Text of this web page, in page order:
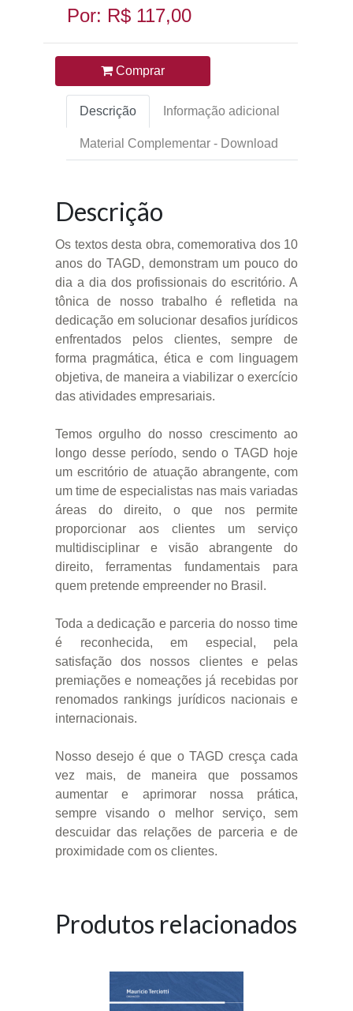
Por: R$ 117,00
Comprar
Descrição Informação adicional
Material Complementar - Download
Descrição
Os textos desta obra, comemorativa dos 10
anos do TAGD, demonstram um pouco do
dia a dia dos profissionais do escritório. A
tônica de nosso trabalho é refletida na
dedicação em solucionar desafios jurídicos
enfrentados pelos clientes, sempre de
forma pragmática, ética e com linguagem
objetiva, de maneira a viabilizar o exercício
das atividades empresariais.
Temos orgulho do nosso crescimento ao
longo desse período, sendo o TAGD hoje
um escritório de atuação abrangente, com
um time de especialistas nas mais variadas
áreas do direito, o que nos permite
proporcionar aos clientes um serviço
multidisciplinar e visão abrangente do
direito, ferramentas fundamentais para
quem pretende empreender no Brasil.
Toda a dedicação e parceria do nosso time
é reconhecida, em especial, pela
satisfação dos nossos clientes e pelas
premiações e nomeações já recebidas por
renomados rankings jurídicos nacionais e
internacionais.
Nosso desejo é que o TAGD cresça cada
vez mais, de maneira que possamos
aumentar e aprimorar nossa prática,
sempre visando o melhor serviço, sem
descuidar das relações de parceria e de
proximidade com os clientes.
Produtos relacionados